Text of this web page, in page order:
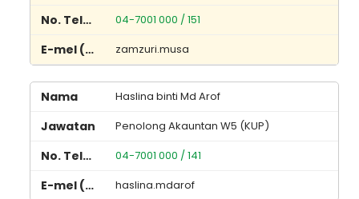
04-7001 000 / 151
zamzuri.musa
Haslina binti Md Arof
Penolong Akauntan W5 (KUP)
04-7001 000 / 141
haslina.mdarof